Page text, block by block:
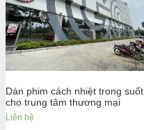
Dán phim cách nhiệt trong suốt
cho trung tâm thương mại
Liên hệ